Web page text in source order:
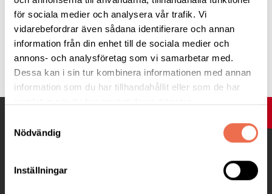
för sociala medier och analysera vår trafik. Vi
vidarebefordrar även sådana identifierare och annan
information från din enhet till de sociala medier och
annons- och analysföretag som vi samarbetar med.
Dessa kan i sin tur kombinera informationen med annan
information som du har tillhandahållit eller som de har
Nödvändig
Inställningar
senast 10 november
Tipsa